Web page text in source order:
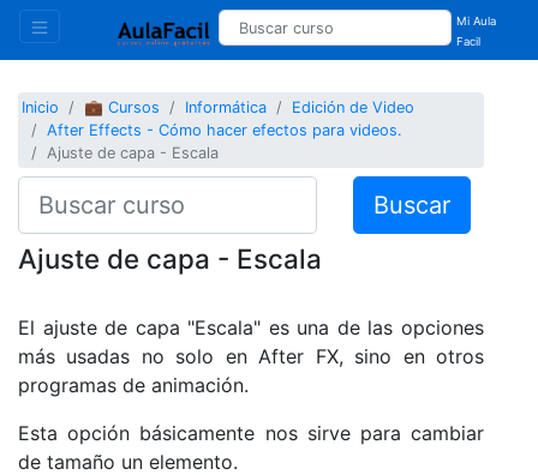
Mi Aula
Facil
Inicio 💼 Cursos Informática
Edición de Video
After Effects - Cómo hacer efectos para videos.
Ajuste de capa - Escala
Buscar
Ajuste de capa - Escala
El ajuste de capa "Escala" es una de las opciones
más usadas no solo en After FX, sino en otros
programas de animación.
Esta opción básicamente nos sirve para cambiar
de tamaño un elemento.